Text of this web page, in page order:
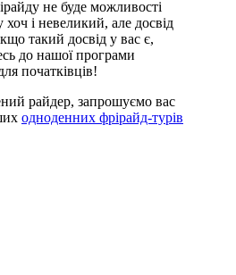
не буде можливості
хоч і невеликий, але досвід
такий досвід у вас є,
до нашої програми
початківців!
райдер, запрошуємо вас
одноденних фрірайд-турів